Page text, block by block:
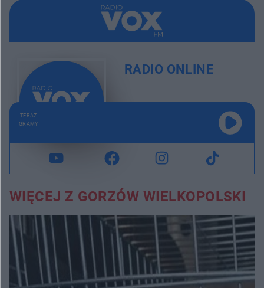
RADIO ONLINE
TERAZ
GRAMY
WIĘCEJ Z GORZÓW WIELKOPOLSKI